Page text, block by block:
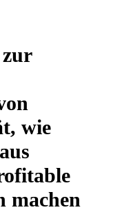
wie
machen